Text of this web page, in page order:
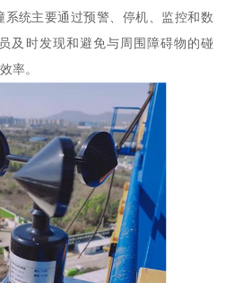
统主要通过预警、停机、监控和数
及时发现和避免与周围障碍物的碰
率。